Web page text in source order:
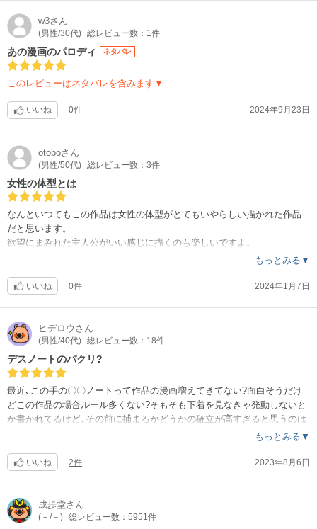
w3さん
(男性/30代) 総レビュー数：1件
あの漫画のパロディ ネタバレ
このレビューはネタバレを含みます▼
いいね 0件 2024年9月23日
otoboさん
(男性/50代) 総レビュー数：3件
女性の体型とは
なんといつてもこの作品は女性の体型がとてもいやらしい描かれた作品
だと思います。
欲望にまみれた主人公がいい感じに描くのも楽しいですよ。
もっとみる▼
いいね 0件 2024年1月7日
ヒデロウ さん
(男性/40代) 総レビュー数：18件
デスノートのパクリ?
最近､この手の〇〇ノートって作品の漫画増えてきてない?面白そうだけ
どこの作品の場合ルール多くない?そもそも下着を見なきゃ発動しないと
か書かれてるけど､その前に捕まるかどうかの確立が高すぎると思うのは
もっとみる▼
いいね 2件 2023年8月6日
成歩堂さん
(－/－) 総レビュー数：5951件